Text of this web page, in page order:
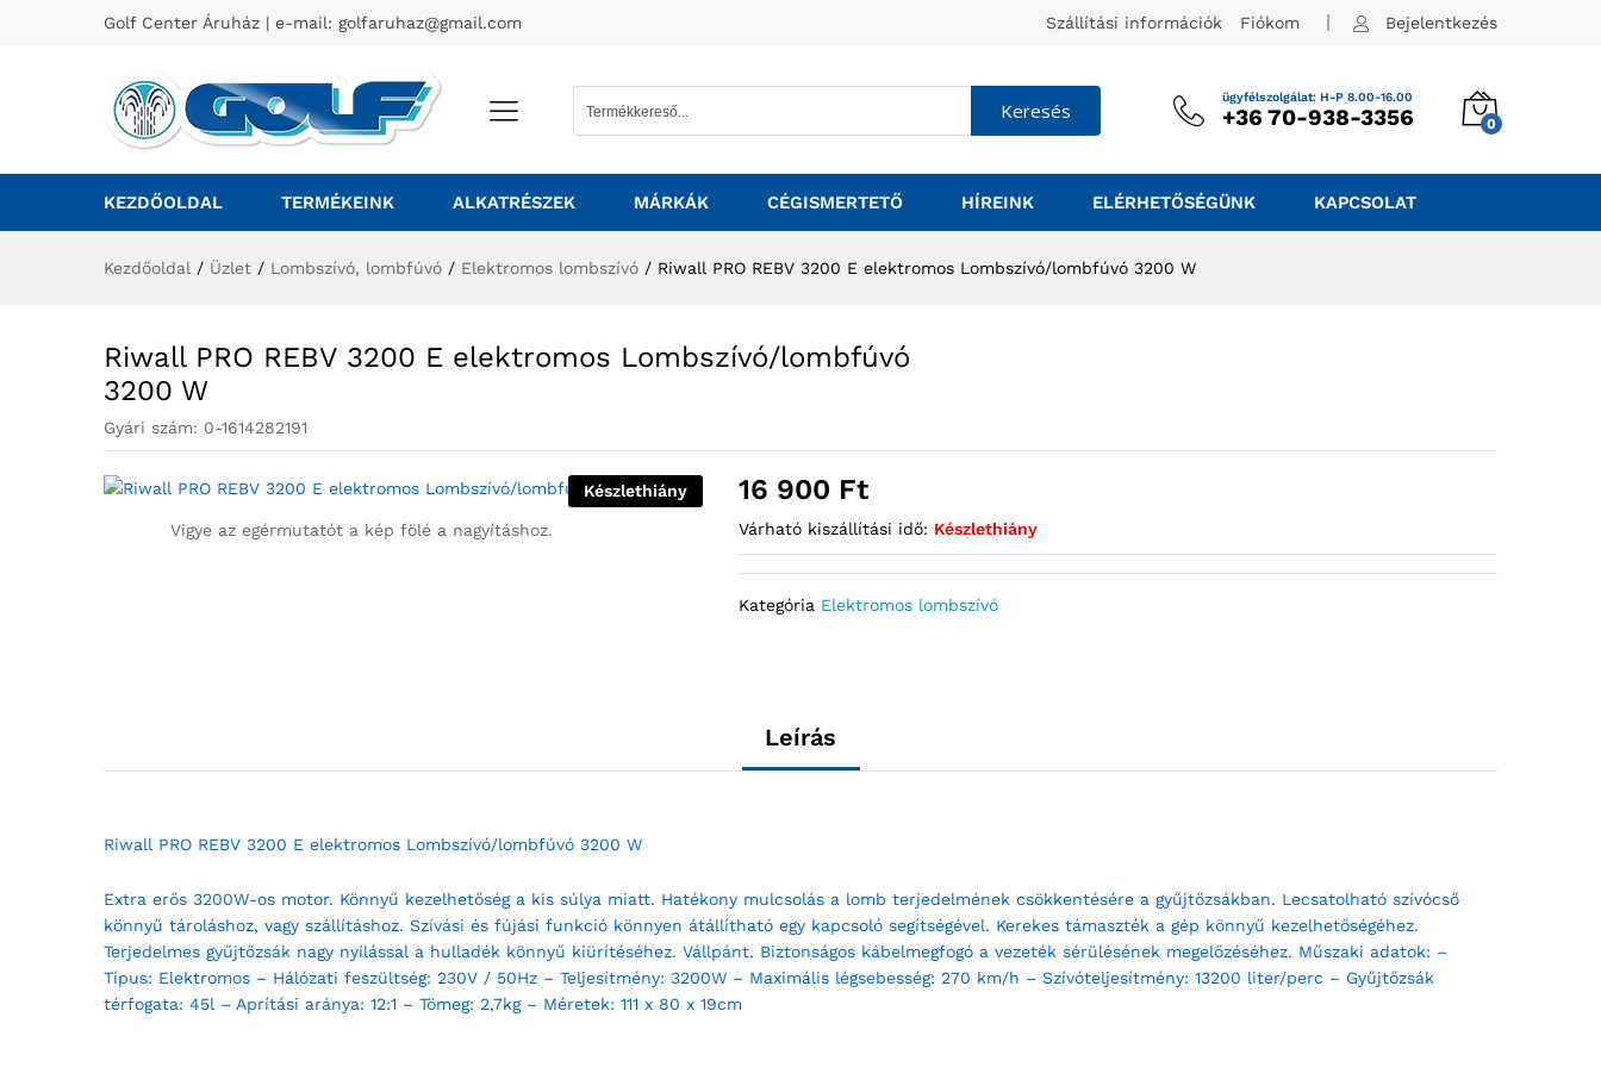
Golf Center Áruház | e-mail: golfaruhaz@gmail.com Szállítási információk Fiókom Bejelentkezés
Keresés
ügyfélszolgálat: H-P 8.00-16.00
+36 70-938-3356 0
KEZDŐOLDAL TERMÉKEINK ALKATRÉSZEK MÁRKÁK CÉGISMERTETŐ HÍREINK ELÉRHETŐSÉGÜNK KAPCSOLAT
Kezdőoldal / Üzlet / Lombszívó, lombfúvó / Elektromos lombszívó / Riwall PRO REBV 3200 E elektromos Lombszívó/lombfúvó 3200 W
Riwall PRO REBV 3200 E elektromos Lombszívó/lombfúvó
3200 W
Gyári szám: 0-1614282191
Készlethiány
Vigye az egérmutatót a kép fölé a nagyításhoz.
16 900 Ft
Várható kiszállítási idő: Készlethiány
Kategória Elektromos lombszívó
Leírás
Riwall PRO REBV 3200 E elektromos Lombszívó/lombfúvó 3200 W
Extra erős 3200W-os motor. Könnyű kezelhetőség a kis súlya miatt. Hatékony mulcsolás a lomb terjedelmének csökkentésére a gyűjtőzsákban. Lecsatolható szívócső
könnyű tároláshoz, vagy szállításhoz. Szívási és fújási funkció könnyen átállítható egy kapcsoló segítségével. Kerekes támaszték a gép könnyű kezelhetőségéhez.
Terjedelmes gyűjtőzsák nagy nyílással a hulladék könnyű kiürítéséhez. Vállpánt. Biztonságos kábelmegfogó a vezeték sérülésének megelőzéséhez. Műszaki adatok: –
Típus: Elektromos – Hálózati feszültség: 230V / 50Hz – Teljesítmény: 3200W – Maximális légsebesség: 270 km/h – Szívóteljesítmény: 13200 liter/perc – Gyűjtőzsák
térfogata: 45l – Aprítási aránya: 12:1 – Tömeg: 2,7kg – Méretek: 111 x 80 x 19cm